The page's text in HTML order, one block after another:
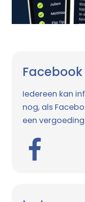
Iedereen kan
nog, als
een